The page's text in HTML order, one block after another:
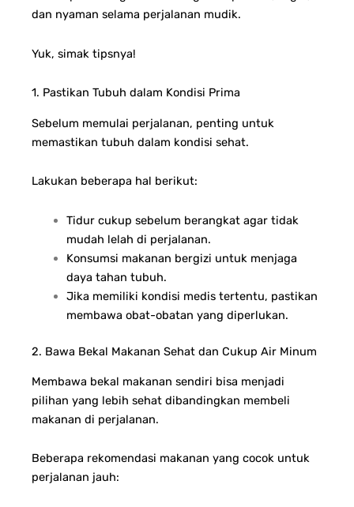
dan nyaman selama perjalanan mudik.
Yuk, simak tipsnya!
1. Pastikan Tubuh dalam Kondisi Prima
Sebelum memulai perjalanan, penting untuk
memastikan tubuh dalam kondisi sehat.
Lakukan beberapa hal berikut:
Tidur cukup sebelum berangkat agar tidak
mudah lelah di perjalanan.
Konsumsi makanan bergizi untuk menjaga
daya tahan tubuh.
Jika memiliki kondisi medis tertentu, pastikan
membawa obat-obatan yang diperlukan.
2. Bawa Bekal Makanan Sehat dan Cukup Air Minum
Membawa bekal makanan sendiri bisa menjadi
pilihan yang lebih sehat dibandingkan membeli
makanan di perjalanan.
Beberapa rekomendasi makanan yang cocok untuk
perjalanan jauh: